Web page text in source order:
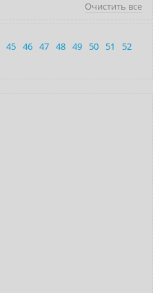
Очистить все
45 46 47 48 49 50 51
52